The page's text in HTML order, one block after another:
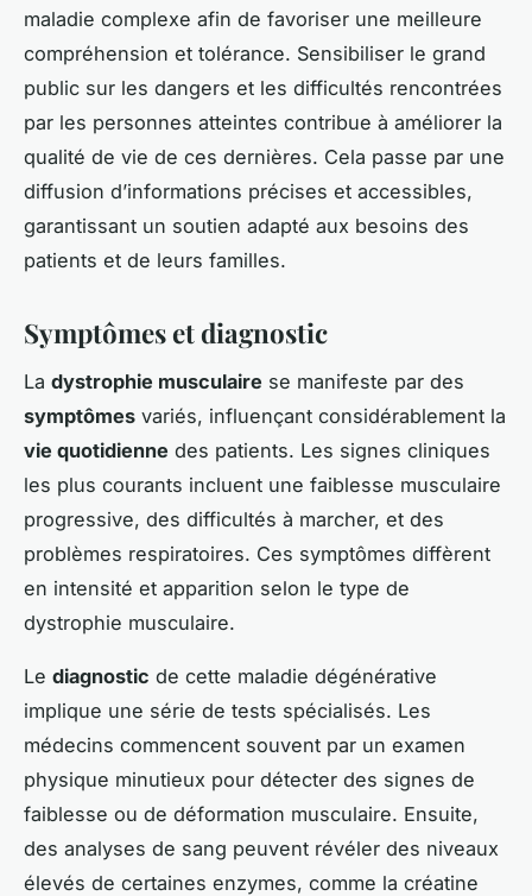
maladie complexe afin de favoriser une meilleure
compréhension et tolérance. Sensibiliser le grand
public sur les dangers et les difficultés rencontrées
par les personnes atteintes contribue à améliorer la
qualité de vie de ces dernières. Cela passe par une
diffusion d’informations précises et accessibles,
garantissant un soutien adapté aux besoins des
patients et de leurs familles.
Symptômes et diagnostic
La dystrophie musculaire se manifeste par des
symptômes variés, influençant considérablement la
vie quotidienne des patients. Les signes cliniques
les plus courants incluent une faiblesse musculaire
progressive, des difficultés à marcher, et des
problèmes respiratoires. Ces symptômes diffèrent
en intensité et apparition selon le type de
dystrophie musculaire.
Le diagnostic de cette maladie dégénérative
implique une série de tests spécialisés. Les
médecins commencent souvent par un examen
physique minutieux pour détecter des signes de
faiblesse ou de déformation musculaire. Ensuite,
des analyses de sang peuvent révéler des niveaux
élevés de certaines enzymes, comme la créatine